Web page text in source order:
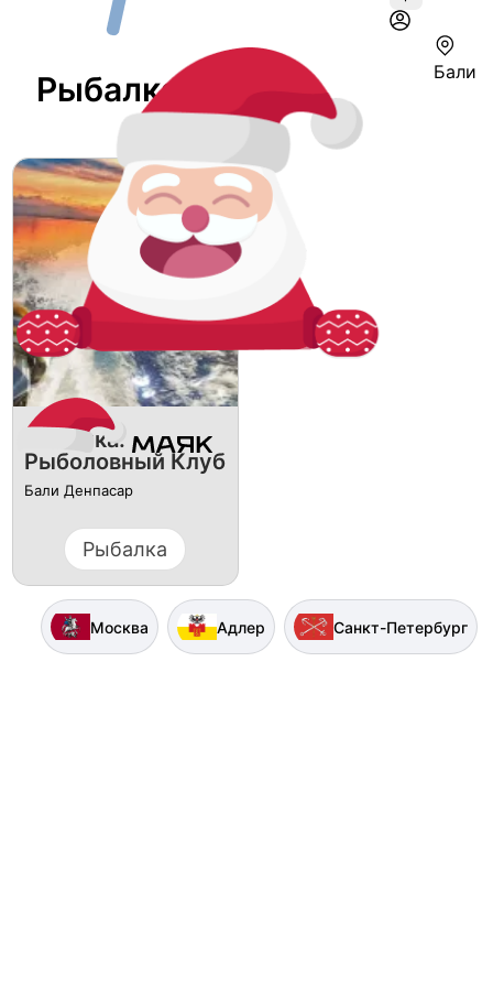
Бали
Рыбалка На Бали
Рыбалка.
Рыболовный Клуб
Бали Денпасар
Рыбалка
Москва Адлер Санкт-Петербург